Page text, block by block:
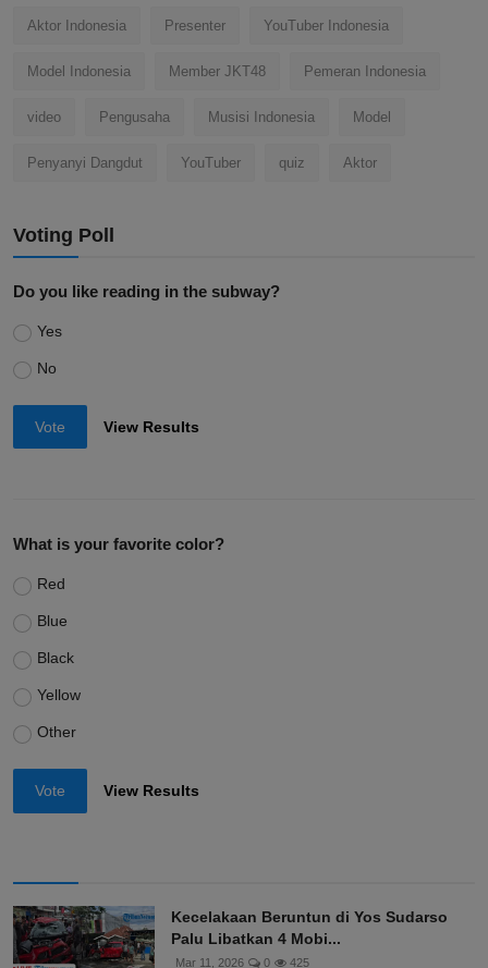
Aktor Indonesia Presenter YouTuber Indonesia
Model Indonesia Member JKT48 Pemeran Indonesia
video Pengusaha Musisi Indonesia Model
Penyanyi Dangdut YouTuber quiz Aktor
Voting Poll
Do you like reading in the subway?
Yes
No
Vote View Results
What is your favorite color?
Red
Blue
Black
Yellow
Other
Vote View Results
Kecelakaan Beruntun di Yos Sudarso
Palu Libatkan 4 Mobi...
Mar 11, 2026 0 425